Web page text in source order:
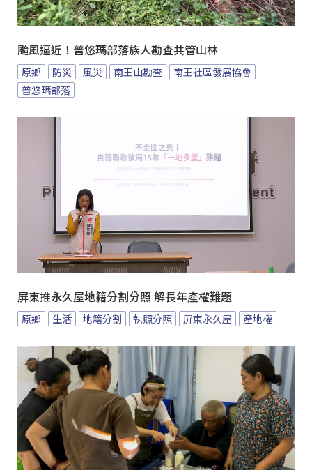
颱風逼近！普悠瑪部落族人勘查共管山林
原鄉 防災 風災 南王山勘查
南王社區發展協會
普悠瑪部落
屏東推永久屋地籍分割分照 解長年產權難題
原鄉 生活 地籍分割 執照分照 屏東永久屋 產地權